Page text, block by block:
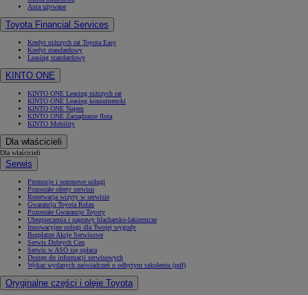
Auta używane
Toyota Financial Services
Kredyt niższych rat Toyota Easy
Kredyt standardowy
Leasing standardowy
KINTO ONE
KINTO ONE Leasing niższych rat
KINTO ONE Leasing konsumencki
KINTO ONE Najem
KINTO ONE Zarządzanie flotą
KINTO Mobility
Dla właścicieli
Dla właścicieli
Serwis
Promocje i sezonowe usługi
Pozostałe oferty serwisu
Rezerwacja wizyty w serwisie
Gwarancja Toyota Relax
Pozostałe Gwarancje Toyoty
Ubezpieczenia i naprawy blacharsko-lakiernicze
Innowacyjne usługi dla Twojej wygody
Bezpłatne Akcje Serwisowe
Serwis Dobrych Cen
Serwis w ASO się opłaca
Dostęp do informacji serwisowych
Wykaz wydanych zaświadczeń o odbytym szkoleniu (pdf)
Oryginalne części i oleje Toyota